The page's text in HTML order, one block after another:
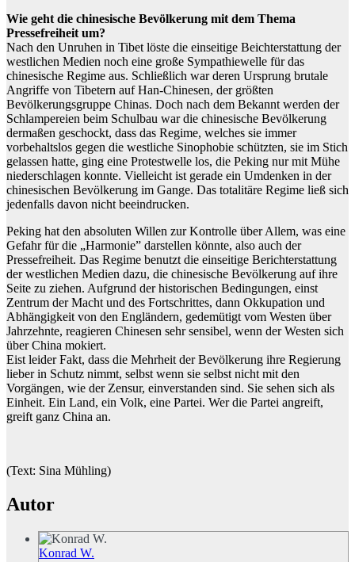
Wie geht die chinesische Bevölkerung mit dem Thema
Pressefreiheit um?
Nach den Unruhen in Tibet löste die einseitige Beichterstattung der
westlichen Medien noch eine große Sympathiewelle für das
chinesische Regime aus. Schließlich war deren Ursprung brutale
Angriffe von Tibetern auf Han-Chinesen, der größten
Bevölkerungsgruppe Chinas. Doch nach dem Bekannt werden der
Schlampereien beim Schulbau war die chinesische Bevölkerung
dermaßen geschockt, dass das Regime, welches sie immer
vorbehaltslos gegen die westliche Sinophobie schützten, sie im Stich
gelassen hatte, ging eine Protestwelle los, die Peking nur mit Mühe
niederschlagen konnte. Vielleicht ist gerade ein Umdenken in der
chinesischen Bevölkerung im Gange. Das totalitäre Regime ließ sich
jedenfalls davon nicht beeindrucken.
Peking hat den absoluten Willen zur Kontrolle über Allem, was eine
Gefahr für die „Harmonie” darstellen könnte, also auch der
Pressefreiheit. Das Regime benutzt die einseitige Berichterstattung
der westlichen Medien dazu, die chinesische Bevölkerung auf ihre
Seite zu ziehen. Aufgrund der historischen Bedingungen, einst
Zentrum der Macht und des Fortschrittes, dann Okkupation und
Abhängigkeit von den Engländern, gedemütigt vom Westen über
Jahrzehnte, reagieren Chinesen sehr sensibel, wenn der Westen sich
über China mokiert.
Eist leider Fakt, dass die Mehrheit der Bevölkerung ihre Regierung
lieber in Schutz nimmt, selbst wenn sie selbst nicht mit den
Vorgängen, wie der Zensur, einverstanden sind. Sie sehen sich als
Einheit. Ein Land, ein Volk, eine Partei. Wer die Partei angreift,
greift ganz China an.
(Text: Sina Mühling)
Autor
Konrad W.